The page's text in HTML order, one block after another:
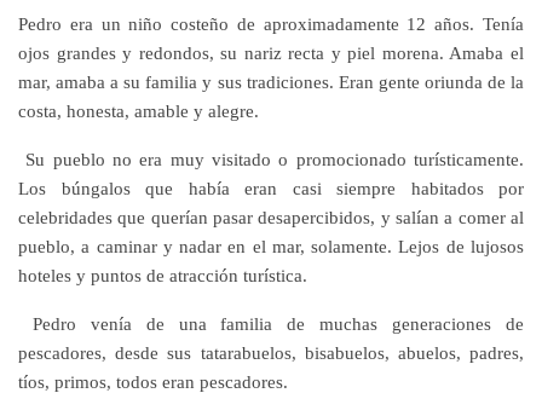
Pedro era un niño costeño de aproximadamente 12 años. Tenía
ojos grandes y redondos, su nariz recta y piel morena. Amaba el
mar, amaba a su familia y sus tradiciones. Eran gente oriunda de la
costa, honesta, amable y alegre.
Su pueblo no era muy visitado o promocionado turísticamente.
Los búngalos que había eran casi siempre habitados por
celebridades que querían pasar desapercibidos, y salían a comer al
pueblo, a caminar y nadar en el mar, solamente. Lejos de lujosos
hoteles y puntos de atracción turística.
Pedro venía de una familia de muchas generaciones de
pescadores, desde sus tatarabuelos, bisabuelos, abuelos, padres,
tíos, primos, todos eran pescadores.